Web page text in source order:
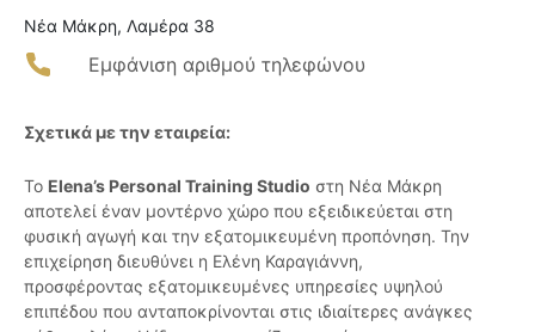
Νέα Μάκρη, Λαμέρα 38
Εμφάνιση αριθμού τηλεφώνου
Σχετικά με την εταιρεία:
Το Elena’s Personal Training Studio στη Νέα Μάκρη
αποτελεί έναν μοντέρνο χώρο που εξειδικεύεται στη
φυσική αγωγή και την εξατομικευμένη προπόνηση. Την
επιχείρηση διευθύνει η Ελένη Καραγιάννη,
προσφέροντας εξατομικευμένες υπηρεσίες υψηλού
επιπέδου που ανταποκρίνονται στις ιδιαίτερες ανάγκες